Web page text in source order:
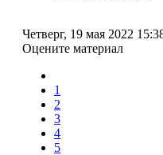
Четверг, 19 мая 2022
Оцените материал
1
2
3
4
5